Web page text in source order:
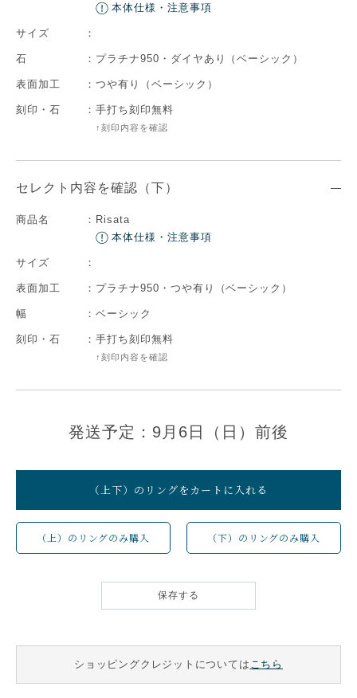
本体仕様・注意事項
サイズ ：
石 ： プラチナ950・ダイヤあり（ベーシック）
表面加工 ： つや有り（ベーシック）
刻印・石 ： 手打ち刻印無料
↑刻印内容を確認
セレクト内容を確認（下）
商品名 ： Risata
本体仕様・注意事項
サイズ ：
表面加工 ： プラチナ950・つや有り（ベーシック）
幅 ： ベーシック
刻印・石 ： 手打ち刻印無料
↑刻印内容を確認
発送予定：9月6日（日）前後
（上下）のリングをカートに入れる
（上）のリングのみ購入 （下）のリングのみ購入
保存する
ショッピングクレジットについては こちら